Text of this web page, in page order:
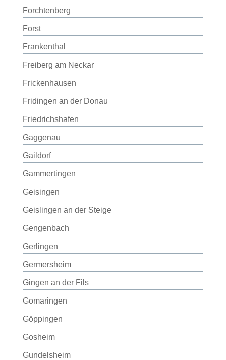
Forchtenberg
Forst
Frankenthal
Freiberg am Neckar
Frickenhausen
Fridingen an der Donau
Friedrichshafen
Gaggenau
Gaildorf
Gammertingen
Geisingen
Geislingen an der Steige
Gengenbach
Gerlingen
Germersheim
Gingen an der Fils
Gomaringen
Göppingen
Gosheim
Gundelsheim